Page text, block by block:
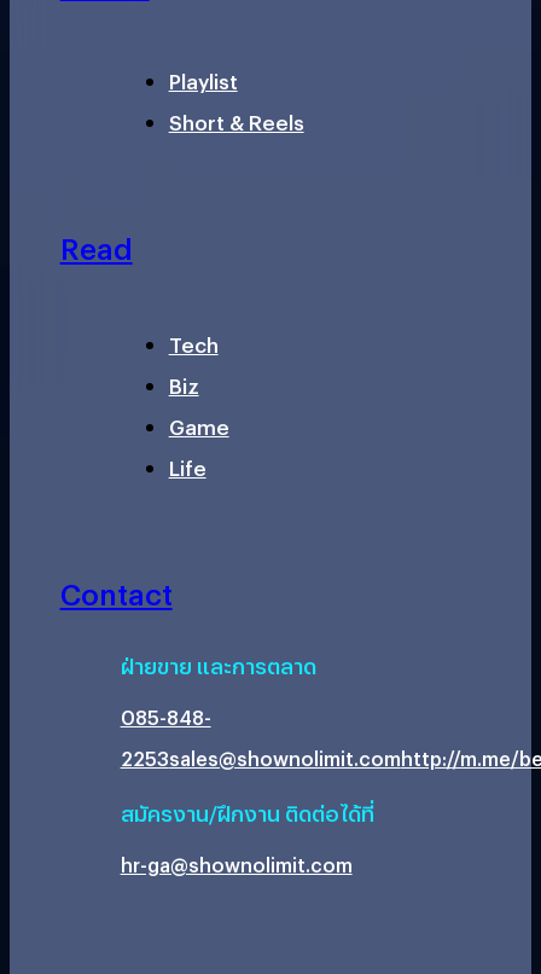
Playlist
Short & Reels
Read
Tech
Biz
Game
Life
Contact
ฝ่ายขาย และการตลาด
085-848-
2253sales@shownolimit.comhttp://m.me/
สมัครงาน/ฝึกงาน ติดต่อได้ที่
hr-ga@shownolimit.com